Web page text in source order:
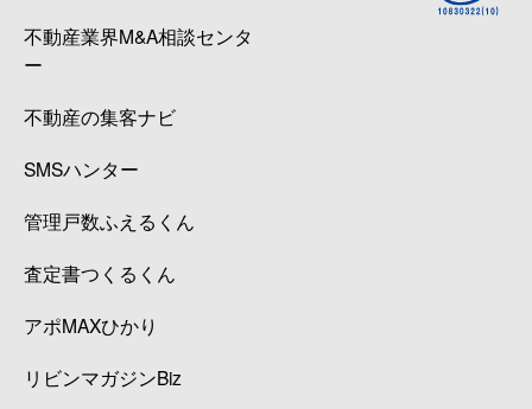
不動産業界M&A相談センタ
ー
不動産の集客ナビ
SMSハンター
管理戸数ふえるくん
査定書つくるくん
アポMAXひかり
リビンマガジンBiz